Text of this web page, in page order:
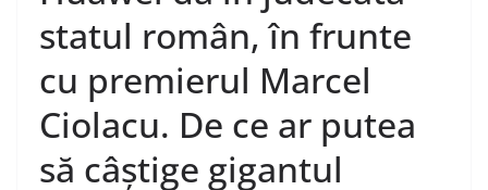
statul român, în frunte
cu premierul Marcel
Ciolacu. De ce ar putea
să câștige gigantul